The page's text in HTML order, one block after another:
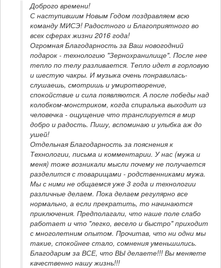
Доброго времени!
С наступившим Новым Годом поздравляем всю
команду МИСЭ! Радостного и Благоприятного во
всех сферах жизни 2016 года!
Огромная Благодарность за Ваш новогодний
подарок - технологию "Зернохранилище". После нее
тепло по телу разливается. Тепло идет в горловую
и шестую чакры. И музыка очень понравилась-
слушаешь, смотришь и умиротворение,
спокойствие и сила появляются. А после победы над
колобком-монстриком, когда спиралька выходит из
человечка - ощущение что транслируется в мир
добро и радость. Пишу, вспоминаю и улыбка аж до
ушей!
Отдельная Благодарность за пояснения к
Технологии, письма и комментарии. У нас (мужа и
меня) тоже возникали мысли почему не получается
разделится с товарищами - родственниками мужа.
Мы с ними не общаемся уже 3 года и технологии
различные делаем. Пока делаем регулярно все
нормально, а если прекратить, то начинаются
приключения. Предполагали, что наше поле слабо
работает и что "легко, весело и быстро" приходит
с многолетним опытом. Прочитав, что ни одни мы
такие, спокойнее стало, сомнения уменьшились.
Благодарим за ВСЕ, что ВЫ делаете!!! Вы меняете
качественно нашу жизнь!!!